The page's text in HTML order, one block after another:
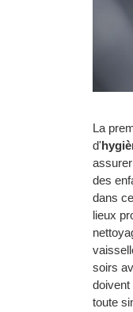
La
d'
des
dans
lieux
soirs
doivent
toute